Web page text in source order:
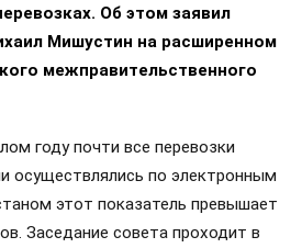
Об этом заявил
Мишустин на расширенном
межправительственного
году почти все перевозки
осуществлялись по электронным
этот показатель превышает
Заседание совета проходит в